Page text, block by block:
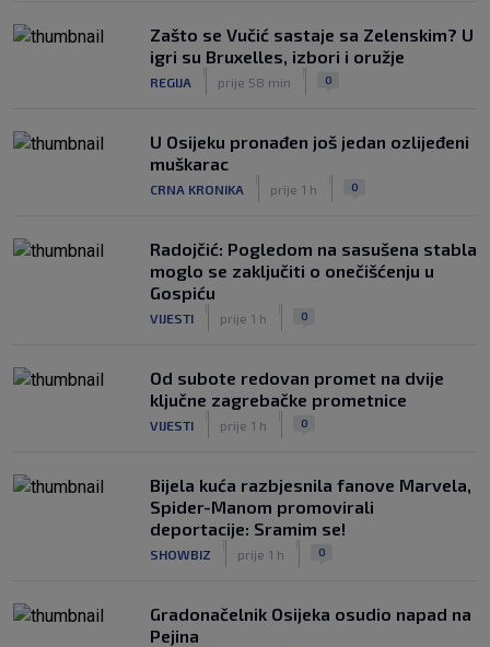
Zašto se Vučić sastaje sa Zelenskim? U
igri su Bruxelles, izbori i oružje
REGIJA prije 58 min 0
U Osijeku pronađen još jedan ozlijeđeni
muškarac
CRNA KRONIKA prije 1 h 0
Radojčić: Pogledom na sasušena stabla
moglo se zaključiti o onečišćenju u
Gospiću
VIJESTI prije 1 h 0
Od subote redovan promet na dvije
ključne zagrebačke prometnice
VIJESTI prije 1 h 0
Bijela kuća razbjesnila fanove Marvela,
Spider-Manom promovirali
deportacije: Sramim se!
SHOWBIZ prije 1 h 0
Gradonačelnik Osijeka osudio napad na
Pejina